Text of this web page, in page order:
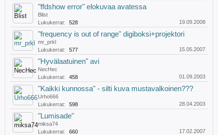
"ffdshow error" elokuvaa avatessa
Blist
Lukukerrat:
528 19.09.2008
"frequency is out of range" digiboksi+projektori
mr_prkl
Lukukerrat:
577 15.05.2007
"Hyvälaatuinen" avi
NecHec
Lukukerrat:
458 01.09.2003
"Kaikki kunnossa" - silti kuva mustavalkoinen???
Urho666
Lukukerrat:
598 28.04.2003
"Lumisade"
miksa74
Lukukerrat:
660
17.02.2007